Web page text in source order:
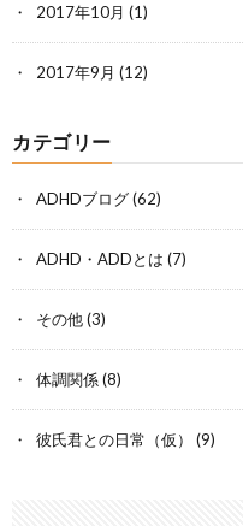
2017年10月 (1)
2017年9月 (12)
カテゴリー
ADHDブログ(62)
ADHD・ADDとは (7)
その他(3)
体調関係(8)
彼氏君との日常（仮） (9)